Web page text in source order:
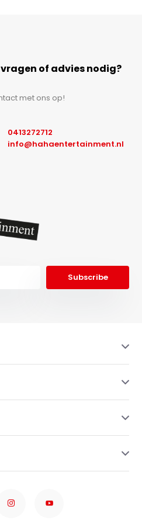
of advies nodig?
met ons op!
0413272712
info@hahaentertainment.nl
Subscribe